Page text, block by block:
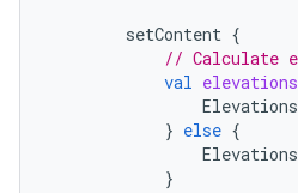
setContent {
// Calculate
val elevations
Elevations
} else {
Elevations
}